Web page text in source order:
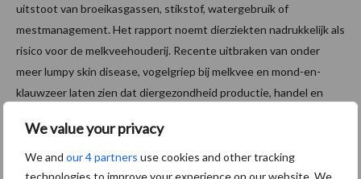
We value your privacy
We and our 4 partners use cookies and other tracking
technologies to improve your experience on our website. We
uitstoot van broeikasgassen, stikstof, watergebruik of
mestmanagement. Het rapport noemt dierziekten nadrukkelijk als
risico voor de melkveehouderij. Recente uitbraken van onder
meer lumpy skin disease, vogelgriep bij melkvee en mond-en-
klauwzeer laten zien dat diergezondheid productie, handel en
Europa: verwaarding als sterk punt